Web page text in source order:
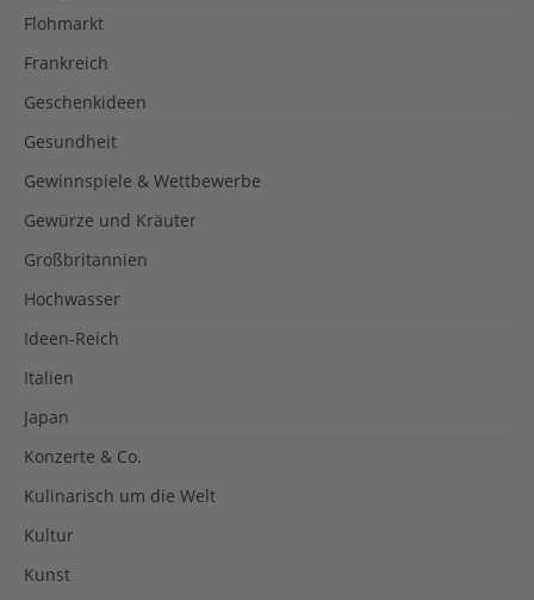
Flohmarkt
Frankreich
Geschenkideen
Gesundheit
Gewinnspiele & Wettbewerbe
Gewürze und Kräuter
Großbritannien
Hochwasser
Ideen-Reich
Italien
Japan
Konzerte & Co.
Kulinarisch um die Welt
Kultur
Kunst